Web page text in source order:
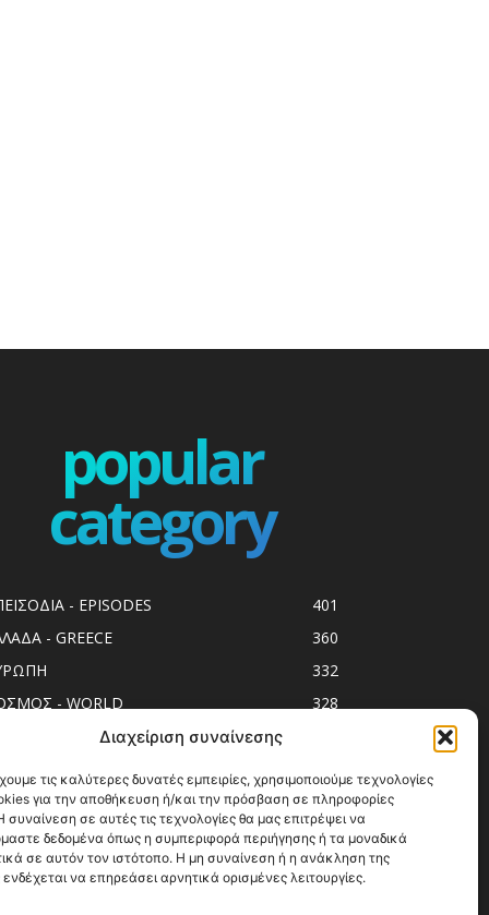
Διαχείριση συναίνεσης
τις καλύτερες δυνατές εμπειρίες, χρησιμοποιούμε τεχνολογίες
για την αποθήκευση ή/και την πρόσβαση σε πληροφορίες
σε αυτές τις τεχνολογίες θα μας επιτρέψει να
δεδομένα όπως η συμπεριφορά περιήγησης ή τα μοναδικά
σε αυτόν τον ιστότοπο. Η μη συναίνεση ή η ανάκληση της
να επηρεάσει αρνητικά ορισμένες λειτουργίες.
popular
category
- EPISODES
401
- GREECE
360
332
- WORLD
328
spots
293
Release
250
246
ΟΔΗΓΟΙ
215